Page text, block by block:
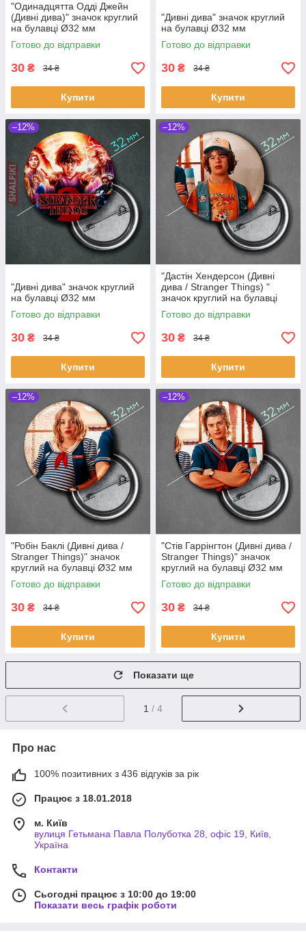
"Одинадцятта Одді Джейн
(Дивні дива)" значок круглий
на булавці Ø32 мм
Готово до відправки
30 ₴ 34 ₴
Купити
"Дивні дива" значок круглий
на булавці Ø32 мм
Готово до відправки
30 ₴ 34 ₴
Купити
–12%
"Дивні дива" значок круглий
на булавці Ø32 мм
Готово до відправки
30 ₴ 34 ₴
Купити
–12%
"Дастін Хендерсон (Дивні
дива / Stranger Things) "
значок круглий на булавці
Ø32 мм
Готово до відправки
30 ₴ 34 ₴
Купити
–12%
"Робін Баклі (Дивні дива /
Stranger Things)" значок
круглий на булавці Ø32 мм
Готово до відправки
30 ₴ 34 ₴
Купити
–12%
"Стів Гаррінгтон (Дивні дива /
Stranger Things)" значок
круглий на булавці Ø32 мм
Готово до відправки
30 ₴ 34 ₴
Купити
Показати ще
1 / 4
Про нас
100% позитивних з 436 відгуків за рік
Працює з 18.01.2018
м. Київ
вулиця Гетьмана Павла Полуботка 28, офіс 19, Київ,
Україна
Контакти
Сьогодні працює з 10:00 до 19:00
Показати весь графік роботи